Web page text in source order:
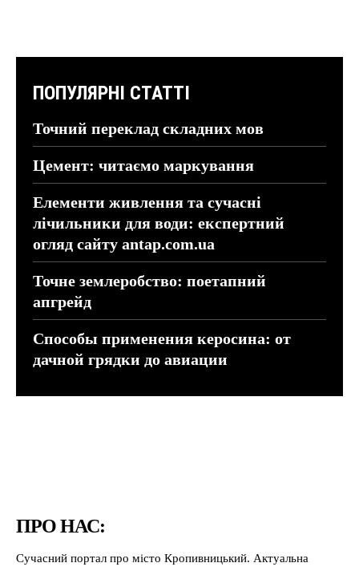
ПОПУЛЯРНІ СТАТТІ
Точний переклад складних мов
Цемент: читаємо маркування
Елементи живлення та сучасні
лічильники для води: експертний
огляд сайту antap.com.ua
Точне землеробство: поетапний
апгрейд
Способы применения керосина: от
дачной грядки до авиации
ПРО НАС:
Сучасний портал про місто Кропивницький. Актуальна